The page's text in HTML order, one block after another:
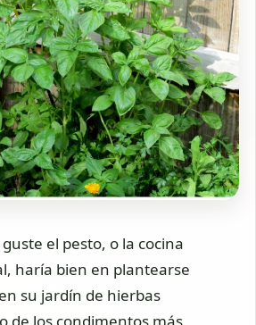
el pesto, o la cocina
haría bien en plantearse
su jardín de hierbas
de los condimentos más